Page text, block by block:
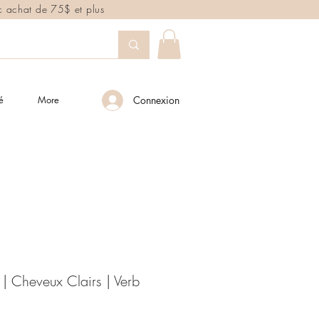
achat de 75$ et plus
More Connexion
Cheveux Clairs | Verb